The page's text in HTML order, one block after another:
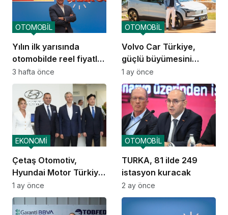
Yılın ilk yarısında
otomobilde reel fiyatlar
düşüşte
OTOMOBİL
3 hafta önce
Volvo Car Türkiye,
güçlü büyümesini
sürdürüyor
OTOMOBİL
1 ay önce
Çetaş Otomotiv,
Hyundai Motor Türkiye
ailesine katıldı
EKONOMİ
1 ay önce
TURKA, 81 ilde 249
istasyon kuracak
OTOMOBİL
2 ay önce